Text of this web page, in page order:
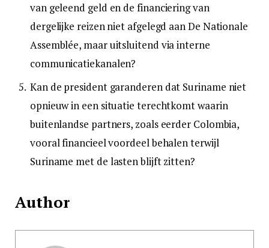
van geleend geld en de financiering van
dergelijke reizen niet afgelegd aan De Nationale
Assemblée, maar uitsluitend via interne
communicatiekanalen?
Kan de president garanderen dat Suriname niet
opnieuw in een situatie terechtkomt waarin
buitenlandse partners, zoals eerder Colombia,
vooral financieel voordeel behalen terwijl
Suriname met de lasten blijft zitten?
Author